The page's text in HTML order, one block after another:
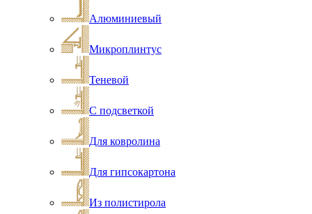
Алюминиевый
Микроплинтус
Теневой
С подсветкой
Для ковролина
Для гипсокартона
Из полистирола